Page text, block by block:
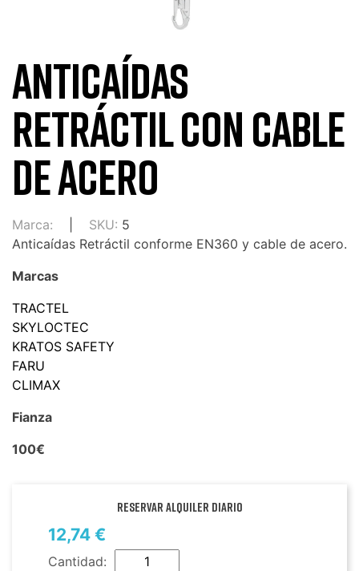
ANTICAÍDAS
RETRÁCTIL CON CABLE
DE ACERO
Marca: SKU: 5
Anticaídas Retráctil conforme EN360 y cable de acero.
Marcas
TRACTEL
SKYLOCTEC
KRATOS SAFETY
FARU
CLIMAX
Fianza
100€
Reservar alquiler diario
12,74 €
Cantidad: